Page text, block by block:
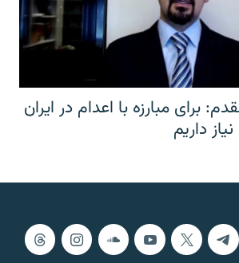
برای مبارزه با اعدام در ایران
داریم